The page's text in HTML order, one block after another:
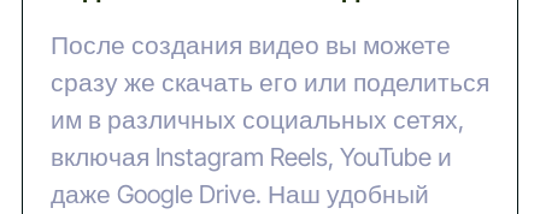
После создания видео вы можете
сразу же скачать его или поделиться
им в различных социальных сетях,
включая Instagram Reels, YouTube и
даже Google Drive. Наш удобный